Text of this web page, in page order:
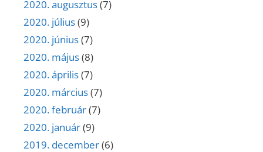
2020. augusztus(7)
2020. július(9)
2020. június(7)
2020. május(8)
2020. április(7)
2020. március(7)
2020. február(7)
2020. január(9)
2019. december(6)